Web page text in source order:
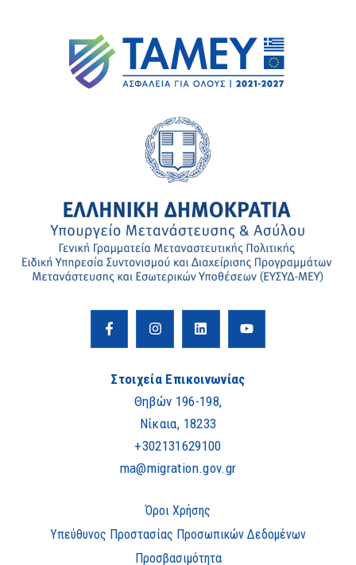
Στοιχεία Επικοινωνίας
Θηβών 196-198,
Νίκαια, 18233
+302131629100
ma@migration.gov.gr
Όροι Χρήσης
Υπεύθυνος Προστασίας Προσωπικών Δεδομένων
Προσβασιμότητα